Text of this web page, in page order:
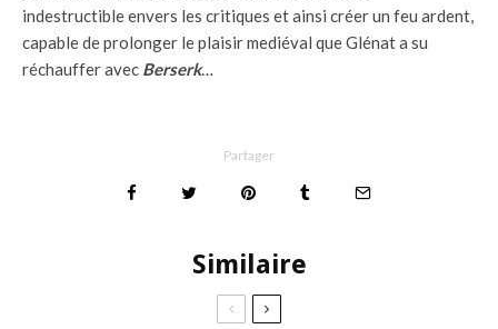
indestructible envers les critiques et ainsi créer un feu ardent,
capable de prolonger le plaisir mediéval que Glénat a su
réchauffer avec Berserk…
Partager
Similaire